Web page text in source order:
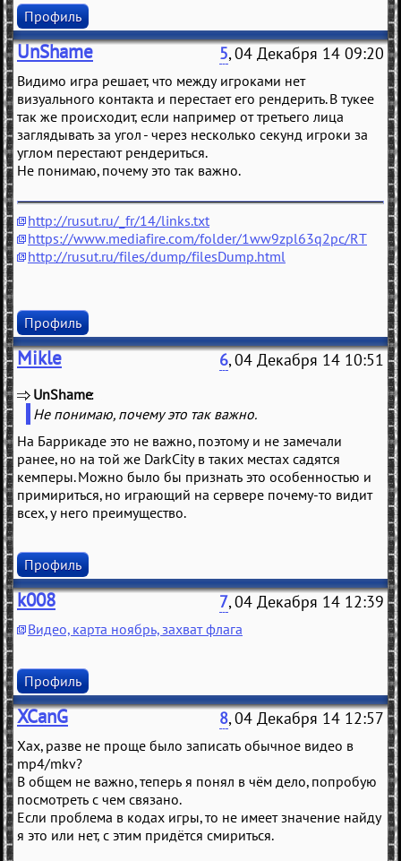
Профиль
UnShame 5, 04 Декабря 14 09:20
Видимо игра решает, что между игроками нет
визуального контакта и перестает его рендерить. В тукее
так же происходит, если например от третьего лица
заглядывать за угол - через несколько секунд игроки за
углом перестают рендериться.
Не понимаю, почему это так важно.
http://rusut.ru/_fr/14/links.txt
https://www.mediafire.com/folder/1ww9zpl63q2pc/RT
http://rusut.ru/files/dump/filesDump.html
Профиль
Mikle 6, 04 Декабря 14 10:51
UnShame
Не понимаю, почему это так важно.
На Баррикаде это не важно, поэтому и не замечали
ранее, но на той же DarkCity в таких местах садятся
кемперы. Можно было бы признать это особенностью и
примириться, но играющий на сервере почему-то видит
всех, у него преимущество.
Профиль
k008 7, 04 Декабря 14 12:39
Видео, карта ноябрь, захват флага
Профиль
XCanG 8, 04 Декабря 14 12:57
Хах, разве не проще было записать обычное видео в
mp4/mkv?
В общем не важно, теперь я понял в чём дело, попробую
посмотреть с чем связано.
Если проблема в кодах игры, то не имеет значение найду
я это или нет, с этим придётся смириться.